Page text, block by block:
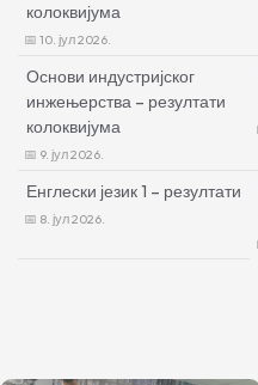
колоквијума
10. јул 2026.
Основи индустријског
инжењерства – резултати
колоквијума
9. јул 2026.
Енглески језик 1 – резултати
8. јул 2026.